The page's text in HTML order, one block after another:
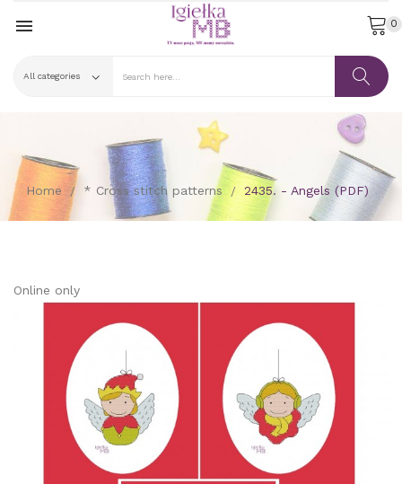
 0
Home * Cross stitch patterns 2435. - Angels (PDF)
Online only